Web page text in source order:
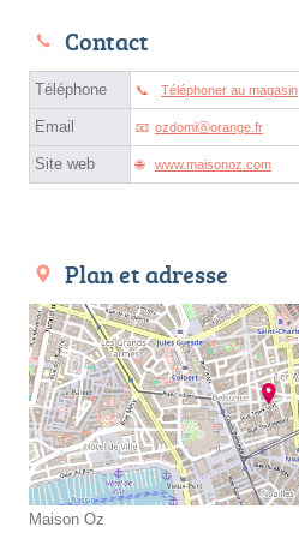
Contact
Téléphone Téléphoner au magasin
Email ozdomiⓐorange.fr
Site web www.maisonoz.com
Plan et adresse
Maison Oz